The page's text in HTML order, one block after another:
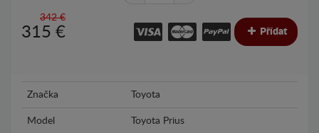
342 €
315 € Přídat
Značka Toyota
Model Toyota Prius